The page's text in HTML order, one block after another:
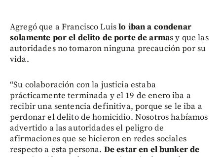
Agregó que a Francisco Luislo iban a condenar
solamente por el delito de porte de armas y que las
autoridades no tomaron ninguna precaución por su
vida.
“Su colaboración con la justicia estaba
prácticamente terminada y el 19 de enero iba a
recibir una sentencia definitiva, porque se le iba a
perdonar el delito de homicidio. Nosotros habíamos
advertido a las autoridades el peligro de
afirmaciones que se hicieron en redes sociales
respecto a esta persona. De estar en el bunker de